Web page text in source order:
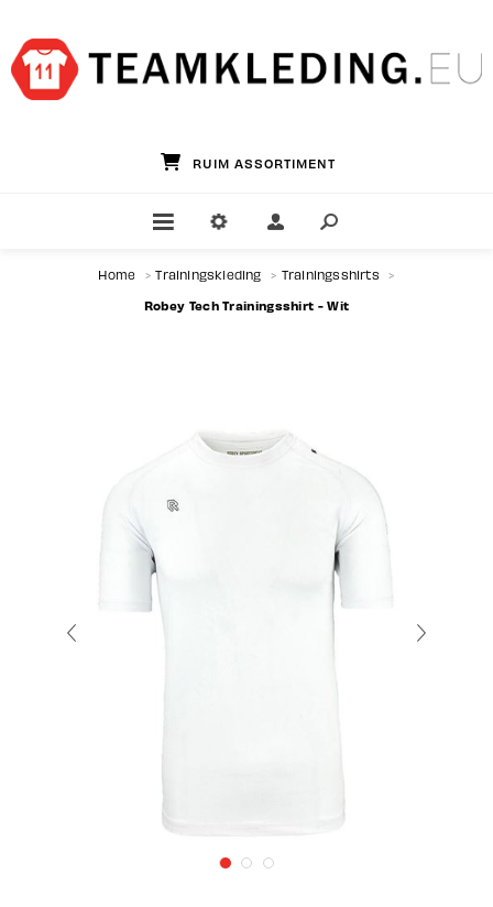
GROOTSTE TEAMWEAR SPECIALIST
Home > Trainingskleding > Trainingsshirts >
Robey Tech Trainingsshirt - Wit